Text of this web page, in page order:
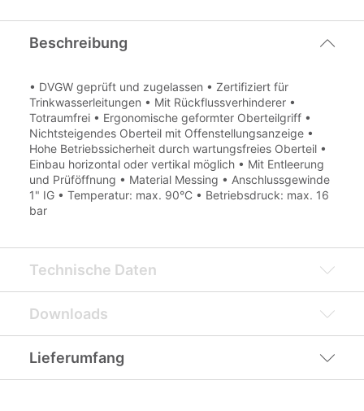
Beschreibung
• DVGW geprüft und zugelassen • Zertifiziert für
Trinkwasserleitungen • Mit Rückflussverhinderer •
Totraumfrei • Ergonomische geformter Oberteilgriff •
Nichtsteigendes Oberteil mit Offenstellungsanzeige •
Hohe Betriebssicherheit durch wartungsfreies Oberteil •
Einbau horizontal oder vertikal möglich • Mit Entleerung
und Prüföffnung • Material Messing • Anschlussgewinde
1" IG • Temperatur: max. 90°C • Betriebsdruck: max. 16
bar
Technische Daten
Downloads
Lieferumfang